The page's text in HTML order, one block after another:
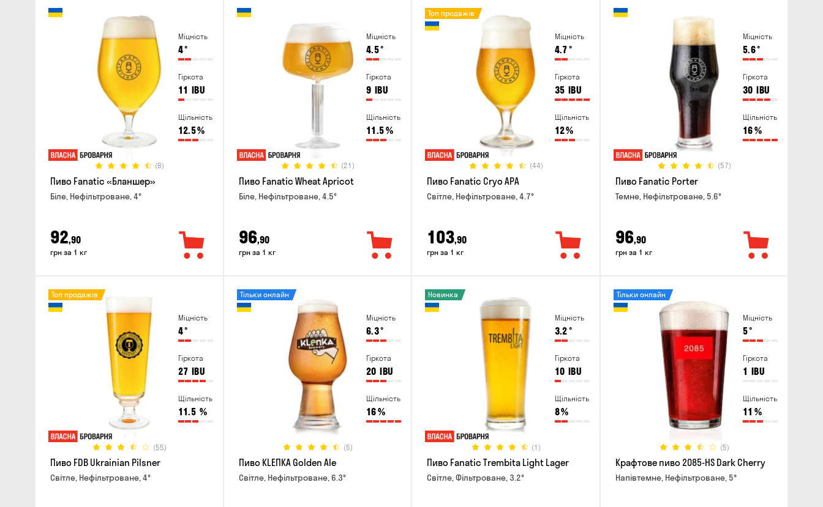
Міцність
4°
Гіркота
11 IBU
Щільність
12.5%
(8)
Пиво Fanatic «Бланшер»
Біле, Нефільтроване, 4°
92,90
грн за 1 кг
Міцність
4.5°
Гіркота
9 IBU
Щільність
11.5%
(21)
Пиво Fanatic Wheat Apricot
Біле, Нефільтроване, 4.5°
96,90
грн за 1 кг
Міцність
4.7°
Гіркота
35 IBU
Щільність
12%
(44)
Топ продажів
Пиво Fanatic Cryo APA
Світле, Нефільтроване, 4.7°
103,90
грн за 1 кг
Міцність
5.6°
Гіркота
30 IBU
Щільність
16%
(57)
Пиво Fanatic Porter
Темне, Нефільтроване, 5.6°
96,90
грн за 1 кг
Міцність
4°
Гіркота
27 IBU
Щільність
11.5 %
(55)
Топ продажів
Пиво FDB Ukrainian Pilsner
Світле, Нефільтроване, 4°
Міцність
6.3°
Гіркота
20 IBU
Щільність
16%
(5)
Тільки онлайн
Пиво KLEПКА Golden Ale
Світле, Нефільтроване, 6.3°
Міцність
3.2°
Гіркота
10 IBU
Щільність
8%
(1)
Новинка
Пиво Fanatic Trembita Light Lager
Світле, Фільтроване, 3.2°
Міцність
5°
Гіркота
1 IBU
Щільність
11 %
(5)
Тільки онлайн
Крафтове пиво 2085-HS Dark Cherry
Напівтемне, Нефільтроване, 5°